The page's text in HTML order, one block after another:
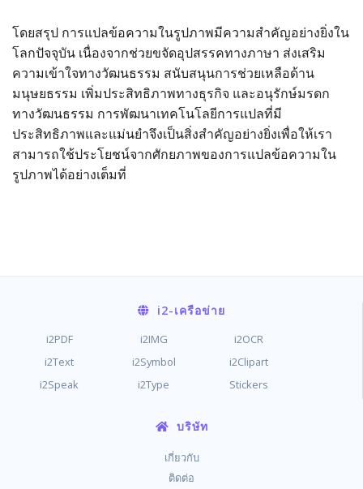
โดยสรุป การแปลข้อความในรูปภาพมีความสำคัญอย่างยิ่งใน
โลกปัจจุบัน เนื่องจากช่วยขจัดอุปสรรคทางภาษา ส่งเสริม
ความเข้าใจทางวัฒนธรรม สนับสนุนการช่วยเหลือด้าน
มนุษยธรรม เพิ่มประสิทธิภาพทางธุรกิจ และอนุรักษ์มรดก
ทางวัฒนธรรม การพัฒนาเทคโนโลยีการแปลที่มี
ประสิทธิภาพและแม่นยำจึงเป็นสิ่งสำคัญอย่างยิ่งเพื่อให้เรา
สามารถใช้ประโยชน์จากศักยภาพของการแปลข้อความใน
รูปภาพได้อย่างเต็มที่
i2-เครือข่าย
i2PDF i2IMG
i2OCR
i2Text
i2Symbol
i2Clipart
i2Speak
i2Type Stickers
บริษัท
เกี่ยวกับ
ติดต่อ